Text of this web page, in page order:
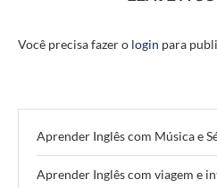
Você precisa fazer o login para
Aprender Inglês com Música e
Aprender Inglês com viagem e